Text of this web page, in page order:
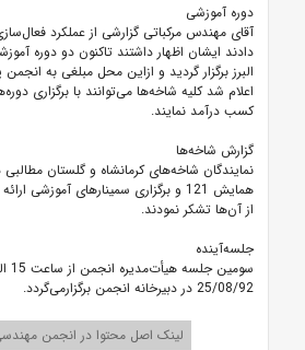
دوره آموزشی
آقای مهندس مرکباتی گزارشی از عملکرد
دادند ایشان اظهار داشتند تاکنون دو دوره
البرز برگزار گردید و ازاین محل مبلغی به
اعلام شد کلیه شاخه‌ها می‌توانند با برگزاری
کسب درآمد نمایند.
گزارش شاخه‌ها
نمایندگان شاخه‌های کرمانشاه و گلستان
همایش 121 و برگزاری سمینارهای آموزشی
از آن‌ها تشکر نمودند.
جلسه‌آینده
25/08/92 در دبیرخانه انجمن برگزارمی‌گردد.
لینک اصل محتوا در انجمن